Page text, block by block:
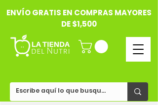
ENVÍO GRATIS EN COMPRAS MAYORES
DE $1,500